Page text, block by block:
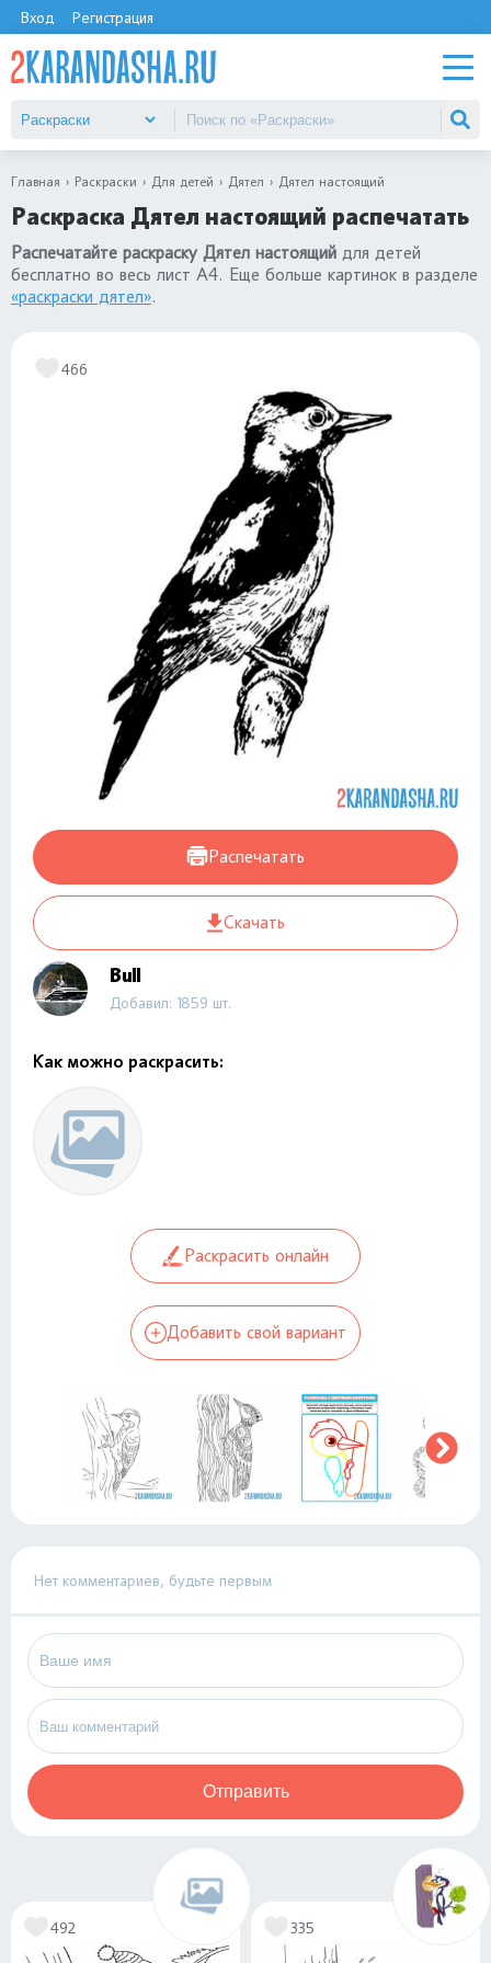
Вход Регистрация
Главная Раскраски Для детей Дятел Дятел настоящий
Раскраска Дятел настоящий распечатать
Распечатайте раскраску Дятел настоящий для детей
бесплатно во весь лист А4. Еще больше картинок в разделе
«раскраски дятел».
466
Распечатать
Скачать
Bull
Добавил: 1859 шт.
Как можно раскрасить:
Раскрасить онлайн
Добавить свой вариант
Нет комментариев, будьте первым
Отправить
492 335